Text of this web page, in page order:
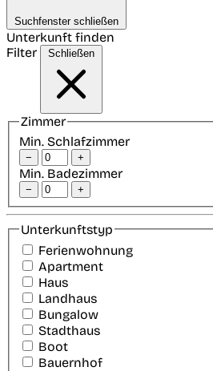
Suchfenster schließen
Unterkunft finden
Filter
Schließen
Zimmer
Min. Schlafzimmer
− +
Min. Badezimmer
− +
Unterkunftstyp
Ferienwohnung
Apartment
Haus
Landhaus
Bungalow
Stadthaus
Boot
Bauernhof